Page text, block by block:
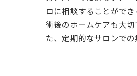
ロに相談することがで
術後のホームケアも大
た、定期的なサロンで